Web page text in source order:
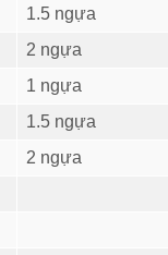
1.5 ngựa
2 ngựa
1 ngựa
1.5 ngựa
2 ngựa